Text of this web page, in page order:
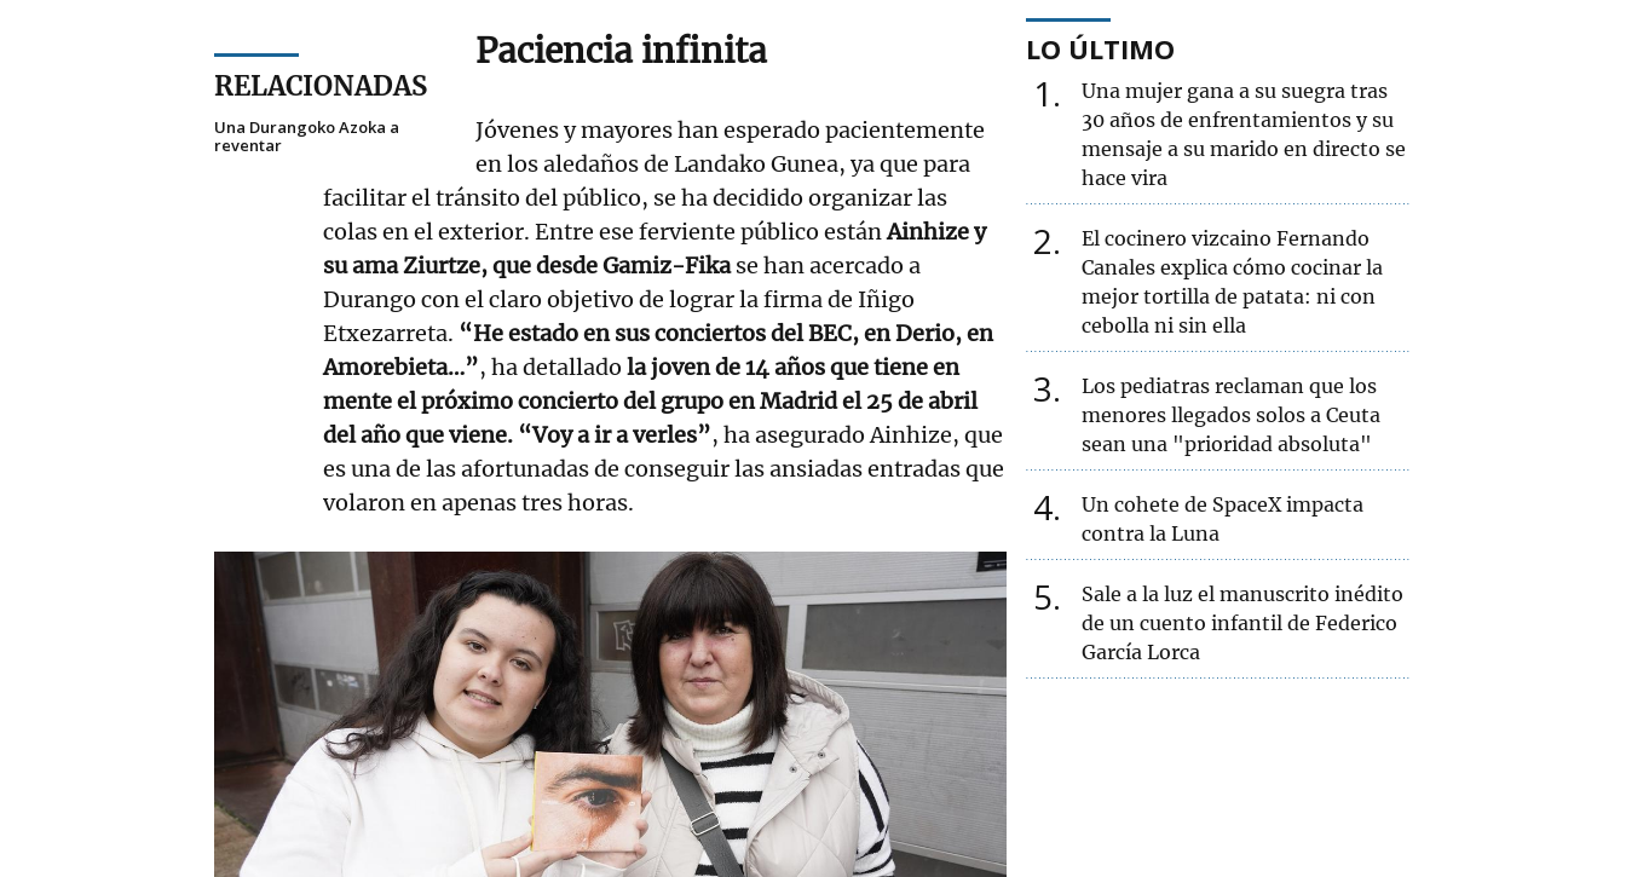
RELACIONADAS
Una Durangoko Azoka a
reventar
Paciencia infinita
Jóvenes y mayores han esperado pacientemente
en los aledaños de Landako Gunea, ya que para
facilitar el tránsito del público, se ha decidido organizar las
colas en el exterior. Entre ese ferviente público estánAinhize y
su ama Ziurtze, que desde Gamiz-Fikase han acercado a
Durango con el claro objetivo de lograr la firma de Iñigo
Etxezarreta. “He estado en sus conciertos del BEC, en Derio, en
Amorebieta…”, ha detallado la joven de 14 años que tiene en
mente el próximo concierto del grupo en Madrid el 25 de abril
del año que viene. “Voy a ir a verles”, ha asegurado Ainhize, que
es una de las afortunadas de conseguir las ansiadas entradas que
volaron en apenas tres horas.
LO ÚLTIMO
1
Una mujer gana a su suegra tras
30 años de enfrentamientos y su
mensaje a su marido en directo se
hace vira
2
El cocinero vizcaino Fernando
Canales explica cómo cocinar la
mejor tortilla de patata: ni con
cebolla ni sin ella
3
Los pediatras reclaman que los
menores llegados solos a Ceuta
sean una "prioridad absoluta"
4
Un cohete de SpaceX impacta
contra la Luna
5
Sale a la luz el manuscrito inédito
de un cuento infantil de Federico
García Lorca